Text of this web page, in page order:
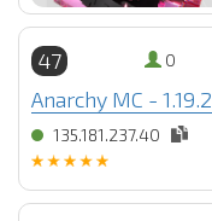
47 0
Anarchy MC -
135.181.237.40